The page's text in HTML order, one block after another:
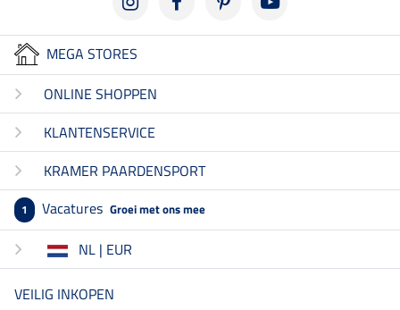
MEGA STORES
ONLINE SHOPPEN
KLANTENSERVICE
KRAMER PAARDENSPORT
1 Vacatures Groei met ons mee
NL | EUR
VEILIG INKOPEN